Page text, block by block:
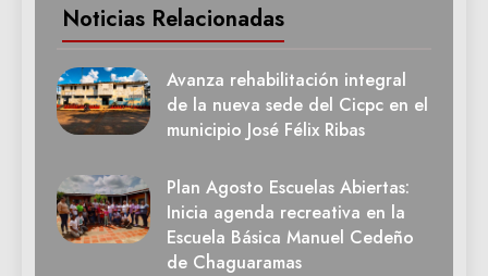
Noticias Relacionadas
Avanza rehabilitación integral
de la nueva sede del Cicpc en el
municipio José Félix Ribas
Plan Agosto Escuelas Abiertas:
Inicia agenda recreativa en la
Escuela Básica Manuel Cedeño
de Chaguaramas